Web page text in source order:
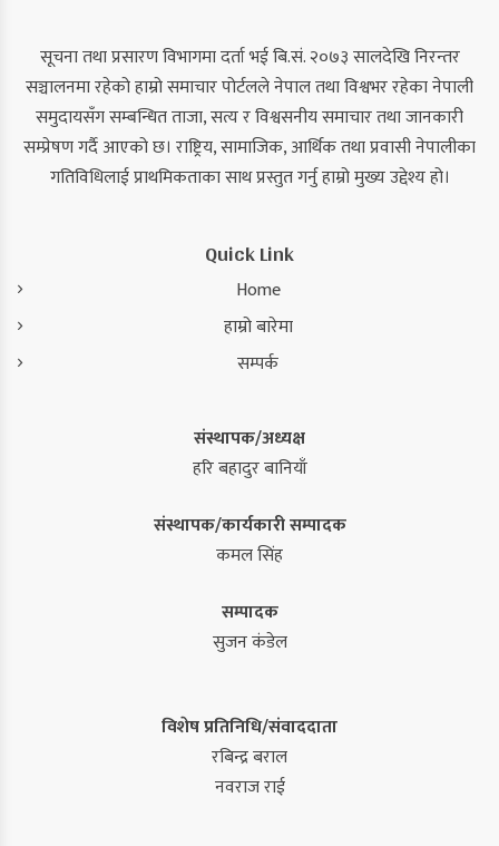
सूचना तथा प्रसारण विभागमा दर्ता भई बि.सं. २०७३ सालदेखि निरन्तर
सञ्चालनमा रहेको हाम्रो समाचार पोर्टलले नेपाल तथा विश्वभर रहेका नेपाली
समुदायसँग सम्बन्धित ताजा, सत्य र विश्वसनीय समाचार तथा जानकारी
सम्प्रेषण गर्दै आएको छ। राष्ट्रिय, सामाजिक, आर्थिक तथा प्रवासी नेपालीका
गतिविधिलाई प्राथमिकताका साथ प्रस्तुत गर्नु हाम्रो मुख्य उद्देश्य हो।
Quick Link
Home
हाम्रो बारेमा
सम्पर्क
संस्थापक/अध्यक्ष
हरि बहादुर बानियाँ
संस्थापक/कार्यकारी सम्पादक
कमल सिंह
सम्पादक
सुजन कंडेल
विशेष प्रतिनिधि/संवाददाता
रबिन्द्र बराल
नवराज राई